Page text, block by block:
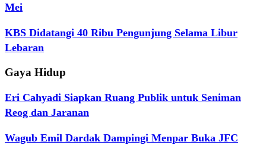
Mei
KBS Didatangi 40 Ribu Pengunjung Selama Libur
Lebaran
Gaya Hidup
Eri Cahyadi Siapkan Ruang Publik untuk Seniman
Reog dan Jaranan
Wagub Emil Dardak Dampingi Menpar Buka JFC